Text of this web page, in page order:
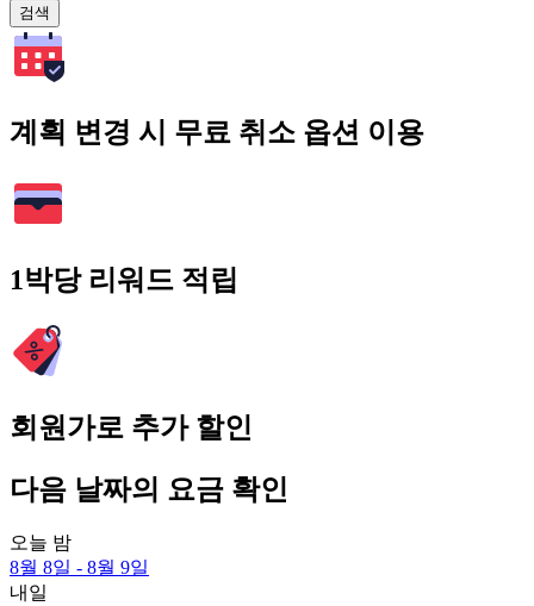
검색
계획 변경 시 무료 취소 옵션 이용
1박당 리워드 적립
회원가로 추가 할인
다음 날짜의 요금 확인
오늘 밤
8월 8일 - 8월 9일
내일